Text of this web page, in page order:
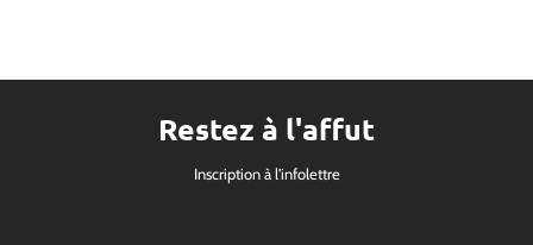
Restez à l'affut
Inscription à l'infolettre